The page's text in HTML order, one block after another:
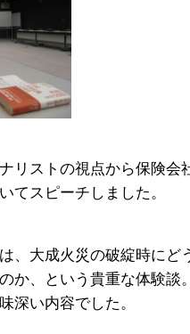
リストの視点から保険会
てスピーチしました。
、大成火災の破綻時にど
か、という貴重な体験談。
深い内容でした。